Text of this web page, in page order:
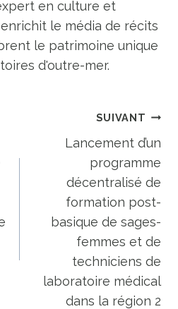
en culture et
le média de récits
le patrimoine unique
d'outre-mer.
SUIVANT
Lancement d’un
programme
décentralisé de
formation post-
basique de sages-
femmes et de
techniciens de
laboratoire médical
dans la région 2